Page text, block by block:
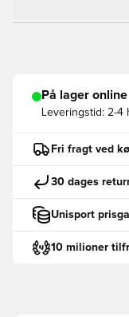
På lager online
Leveringstid: 2-4
Fri fragt ved
30 dages
Unisport
10 milioner